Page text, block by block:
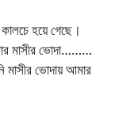
হয়ে গেছে।
মাসীর ভোদা………
মাসীর ভোদায় আমার